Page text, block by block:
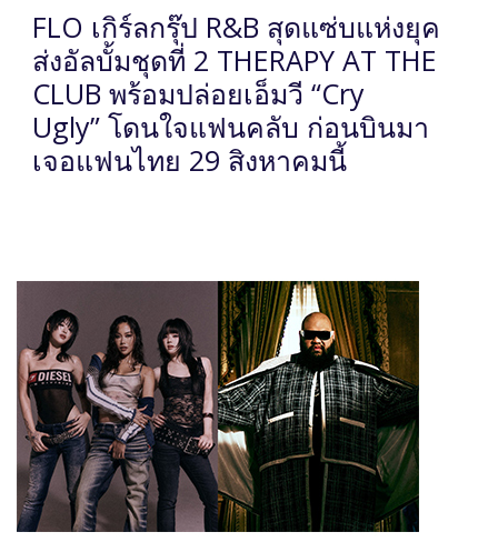
FLO เกิร์ลกรุ๊ป R&B สุดแซ่บแห่งยุค
ส่งอัลบั้มชุดที่ 2 THERAPY AT THE
CLUB พร้อมปล่อยเอ็มวี “Cry
Ugly” โดนใจแฟนคลับ ก่อนบินมา
เจอแฟนไทย 29 สิงหาคมนี้